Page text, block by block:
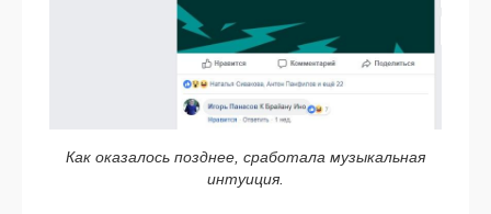
Как ока­за­лось позд­нее, сра­бо­та­ла музы­каль­ная
инту­и­ция.